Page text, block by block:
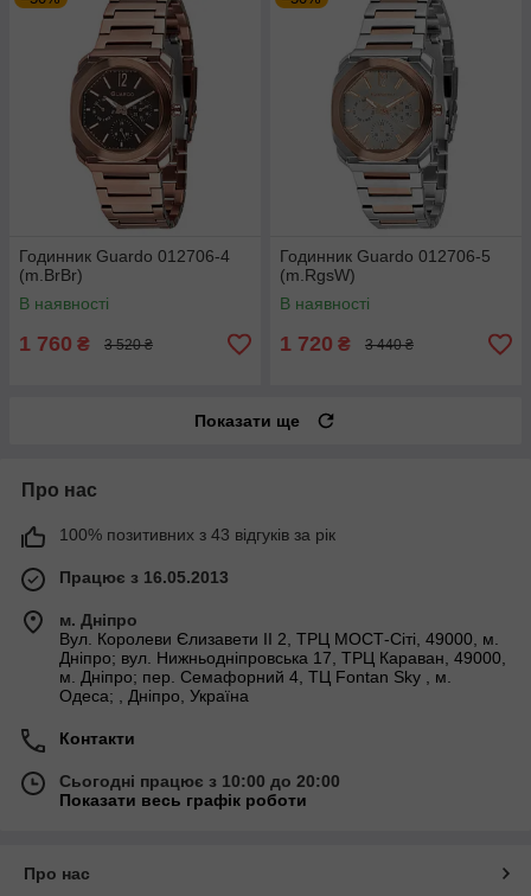
Годинник Guardo 012706-4
(m.BrBr)
В наявності
1 760 ₴ 3 520 ₴
Годинник Guardo 012706-5
(m.RgsW)
В наявності
1 720 ₴ 3 440 ₴
Показати ще
Про нас
100% позитивних з 43 відгуків за рік
Працює з 16.05.2013
м. Дніпро
Вул. Королеви Єлизавети ІІ 2, ТРЦ МОСТ-Сіті, 49000, м.
Дніпро; вул. Нижньодніпровська 17, ТРЦ Караван, 49000,
м. Дніпро; пер. Семафорний 4, ТЦ Fontan Sky , м.
Одеса; , Дніпро, Україна
Контакти
Сьогодні працює з 10:00 до 20:00
Показати весь графік роботи
Про нас